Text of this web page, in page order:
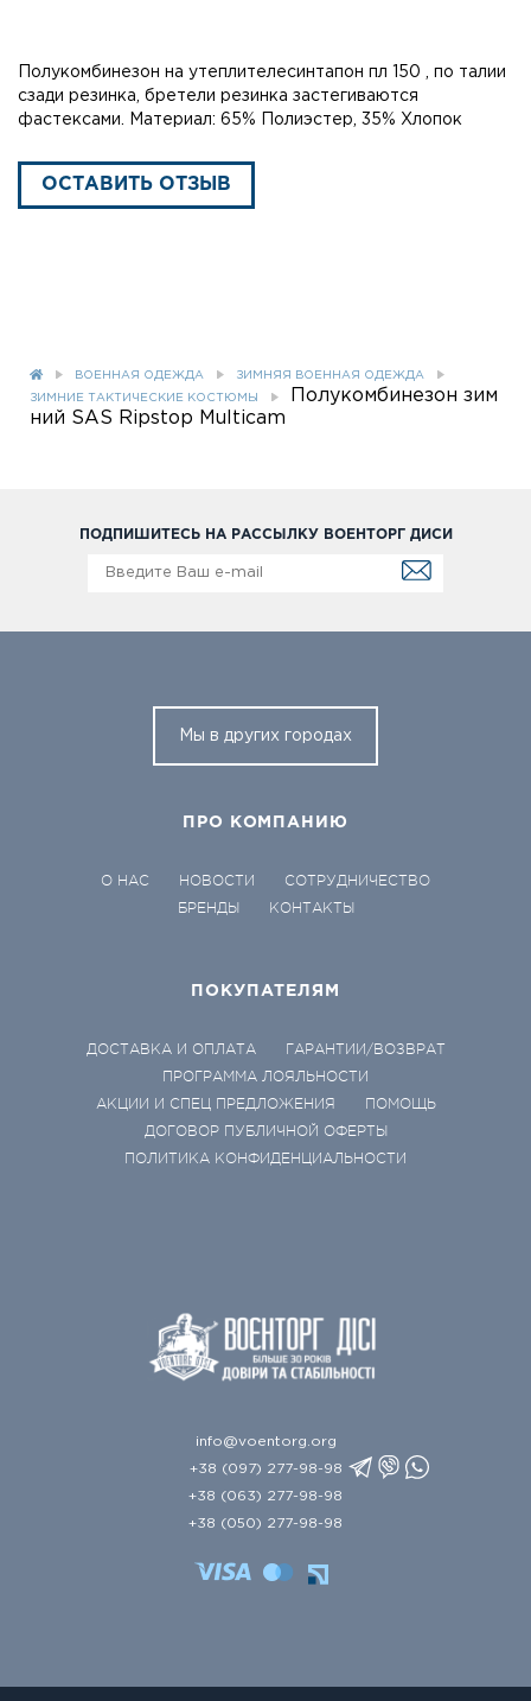
Полукомбинезон на утеплителесинтапон пл 150 , по талии
сзади резинка, бретели резинка застегиваются
фастексами. Материал: 65% Полиэстер, 35% Хлопок
ОСТАВИТЬ ОТЗЫВ
ВОЕННАЯ ОДЕЖДА ЗИМНЯЯ ВОЕННАЯ ОДЕЖДА
ЗИМНИЕ ТАКТИЧЕСКИЕ КОСТЮМЫ
Полукомбинезон зим
ний SAS Ripstop Multicam
ПОДПИШИТЕСЬ НА РАССЫЛКУ ВОЕНТОРГ ДИСИ
Мы в других городах
ПРО КОМПАНИЮ
О НАС НОВОСТИ
СОТРУДНИЧЕСТВО
БРЕНДЫ
КОНТАКТЫ
ПОКУПАТЕЛЯМ
ДОСТАВКА И ОПЛАТА
ГАРАНТИИ/ВОЗВРАТ
ПРОГРАММА ЛОЯЛЬНОСТИ
АКЦИИ И СПЕЦ ПРЕДЛОЖЕНИЯ
ПОМОЩЬ
ДОГОВОР ПУБЛИЧНОЙ ОФЕРТЫ
ПОЛИТИКА КОНФИДЕНЦИАЛЬНОСТИ
info@voentorg.org
+38 (097) 277-98-98
+38 (063) 277-98-98
+38 (050) 277-98-98